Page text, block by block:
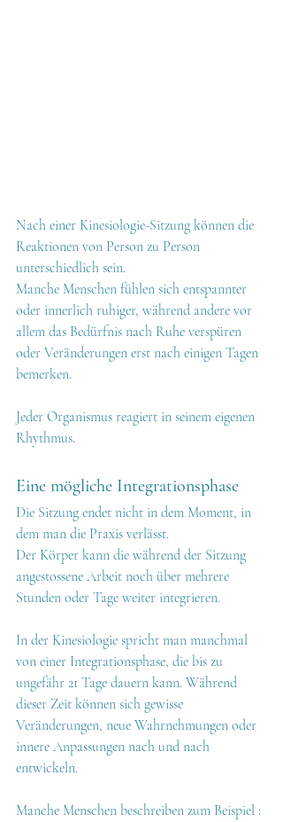
Nach einer Kinesiologie-Sitzung können die
Reaktionen von Person zu Person
unterschiedlich sein.
Manche Menschen fühlen sich entspannter
oder innerlich ruhiger, während andere vor
allem das Bedürfnis nach Ruhe verspüren
oder Veränderungen erst nach einigen Tagen
bemerken.
Jeder Organismus reagiert in seinem eigenen
Rhythmus.
Eine mögliche Integrationsphase
Die Sitzung endet nicht in dem Moment, in
dem man die Praxis verlässt.
Der Körper kann die während der Sitzung
angestossene Arbeit noch über mehrere
Stunden oder Tage weiter integrieren.
In der Kinesiologie spricht man manchmal
von einer Integrationsphase, die bis zu
ungefähr 21 Tage dauern kann. Während
dieser Zeit können sich gewisse
Veränderungen, neue Wahrnehmungen oder
innere Anpassungen nach und nach
entwickeln.
Manche Menschen beschreiben zum Beispiel :